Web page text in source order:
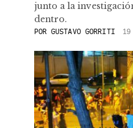
junto a la
dentro.
POR GUSTAVO GORRITI 19